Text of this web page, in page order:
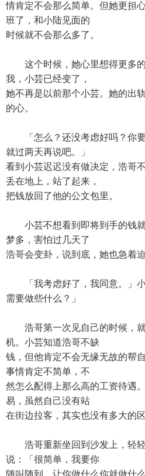
情肯定不会那么简单。但她更担
班了，和小陆见面的
时候就不会那么多了。
这个时候，她心里想得更多的
我，小芸已经变了，
她不再是以前那个小芸。她的出
的心。
「怎么？还没考虑好吗？你要
就过两天再说吧。」
看到小芸迟迟没有做决定，浩哥
丢在地上，站了起来，
把钱放回了他的公文包里。
小芸不想看到即将到手的钱就
梦多，害怕过几天了
浩哥会变卦，说到底，她也急着
「我考虑好了，我同意。」小
需要做些什么？」
浩哥第一次见自己的时候，就
机。小芸知道浩哥不缺
钱，但他肯定不会无缘无故的帮
事情肯定不简单，不
然怎么配得上那么高的工资待遇
易，虽然自己没有站
在街边拉客，其实也没有多大的区
浩哥重新坐回到沙发上，轻轻
说：「很简单，我要你
随叫随到，让你做什么你就做什